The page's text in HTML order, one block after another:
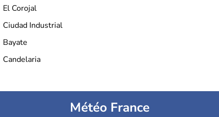
El Corojal
Ciudad Industrial
Bayate
Candelaria
Météo France